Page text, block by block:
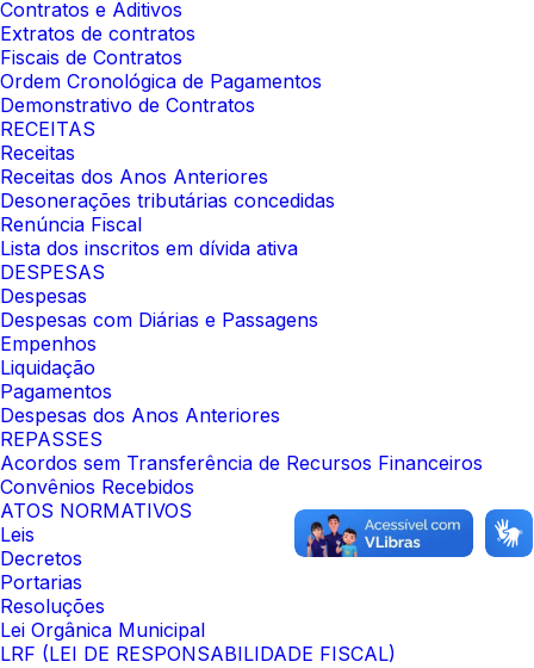
Contratos e Aditivos
Extratos de contratos
Fiscais de Contratos
Ordem Cronológica de Pagamentos
Demonstrativo de Contratos
RECEITAS
Receitas
Receitas dos Anos Anteriores
Desonerações tributárias concedidas
Renúncia Fiscal
Lista dos inscritos em dívida ativa
DESPESAS
Despesas
Despesas com Diárias e Passagens
Empenhos
Liquidação
Pagamentos
Despesas dos Anos Anteriores
REPASSES
Acordos sem Transferência de Recursos Financeiros
Convênios Recebidos
ATOS NORMATIVOS
Leis
Decretos
Portarias
Resoluções
Lei Orgânica Municipal
LRF (LEI DE RESPONSABILIDADE FISCAL)